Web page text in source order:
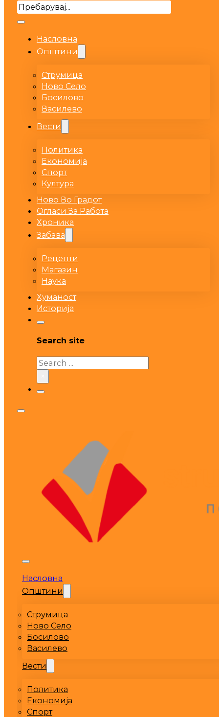
Search
Насловна
Општини
Струмица
Ново Село
Босилово
Василево
Вести
Политика
Економија
Спорт
Култура
Ново Во Градот
Огласи За Работа
Хроника
Забава
Рецепти
Магазин
Наука
Хуманост
Историја
Search site
Search
Насловна
Општини
Струмица
Ново Село
Босилово
Василево
Вести
Политика
Економија
Спорт